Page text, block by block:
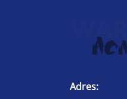
Adres: